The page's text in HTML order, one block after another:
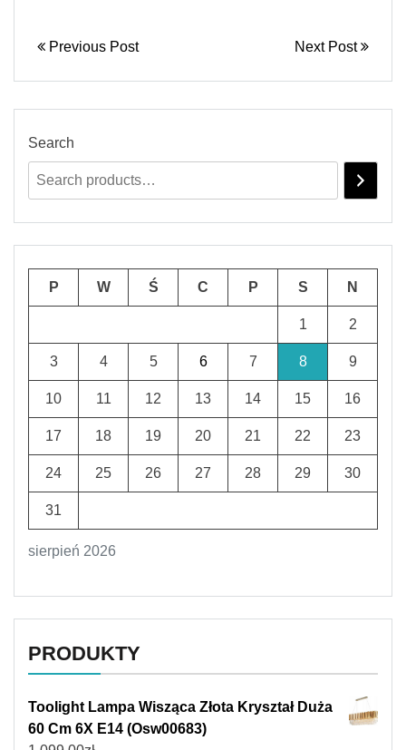
Previous Post Next Post
Search
sierpień 2026
P W Ś C P S N
1 2
3 4 5 6 7 8 9
10 11 12 13 14 15 16
17 18 19 20 21 22 23
24 25 26 27 28 29 30
31
PRODUKTY
Toolight Lampa Wisząca Złota Kryształ Duża
60 Cm 6X E14 (Osw00683)